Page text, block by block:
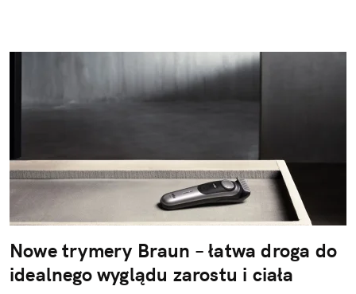
Nowe trymery Braun – łatwa droga do
idealnego wyglądu zarostu i ciała